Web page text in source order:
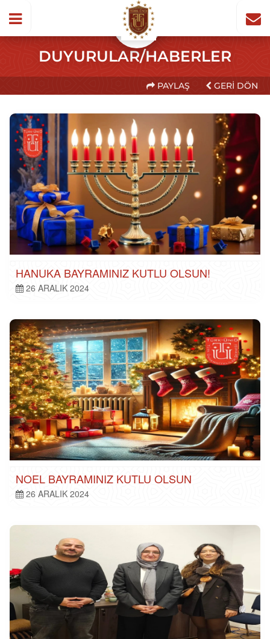
DUYURULAR/HABERLER
PAYLAŞ GERI DÖN
HANUKA BAYRAMINIZ KUTLU OLSUN!
26 ARALIK 2024
NOEL BAYRAMINIZ KUTLU OLSUN
26 ARALIK 2024